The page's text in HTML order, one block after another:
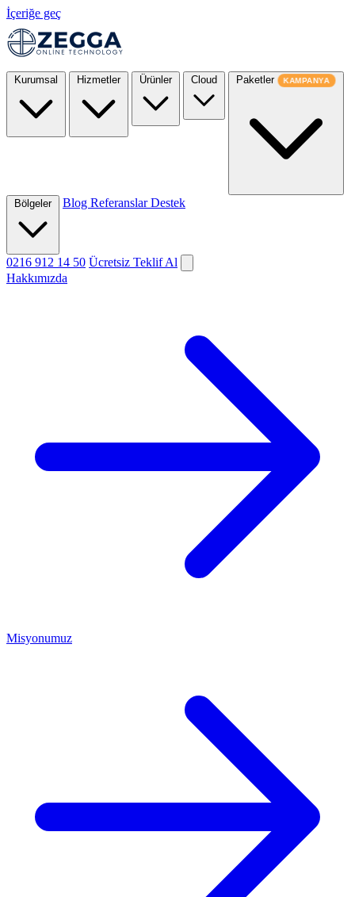
İçeriğe geç
Kurumsal Hizmetler Ürünler Cloud Paketler KAMPANYA
Bölgeler Blog ReferanslarDestek
0216 912 14 50 Ücretsiz Teklif Al
Hakkımızda
Misyonumuz